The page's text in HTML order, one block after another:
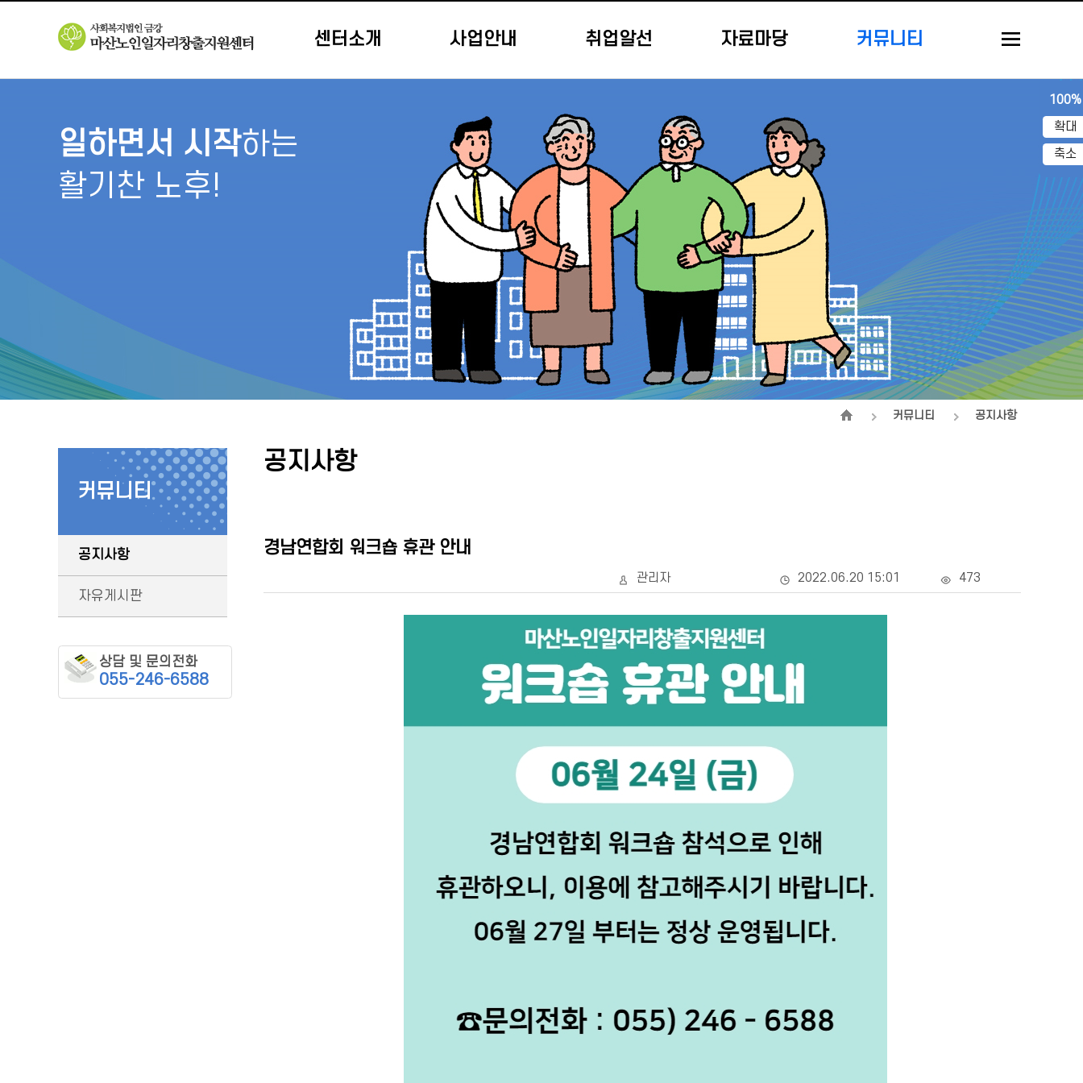
100%
확대
축소
센터소개 사업안내 취업알선 자료마당 커뮤니티
일하면서 시작하는
활기찬 노후!
커뮤니티 공지사항
커뮤니티
공지사항
자유게시판
상담 및 문의전화
055-246-6588
공지사항
경남연합회 워크숍 휴관 안내
관리자 2022.06.20 15:01 473